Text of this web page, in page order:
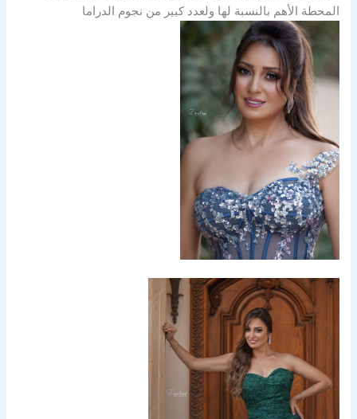
المحطة الأهم بالنسبة لها ولعدد كبير من نجوم الدراما